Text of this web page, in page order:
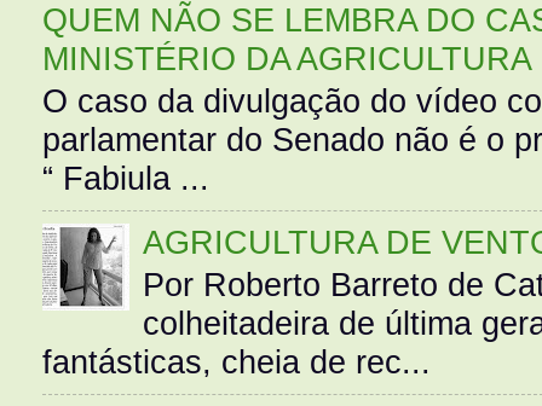
QUEM NÃO SE LEMBRA DO
MINISTÉRIO DA AGRICULTURA
O caso da divulgação do vídeo
parlamentar do Senado não é o
“ Fabiula ...
AGRICULTURA DE
Por Roberto Barreto de
colheitadeira de última
fantásticas, cheia de rec...